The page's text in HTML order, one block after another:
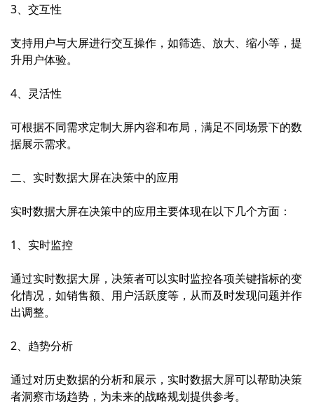
3、交互性
支持用户与大屏进行交互操作，如筛选、放大、缩小等，提
升用户体验。
4、灵活性
可根据不同需求定制大屏内容和布局，满足不同场景下的数
据展示需求。
二、实时数据大屏在决策中的应用
实时数据大屏在决策中的应用主要体现在以下几个方面：
1、实时监控
通过实时数据大屏，决策者可以实时监控各项关键指标的变
化情况，如销售额、用户活跃度等，从而及时发现问题并作
出调整。
2、趋势分析
通过对历史数据的分析和展示，实时数据大屏可以帮助决策
者洞察市场趋势，为未来的战略规划提供参考。